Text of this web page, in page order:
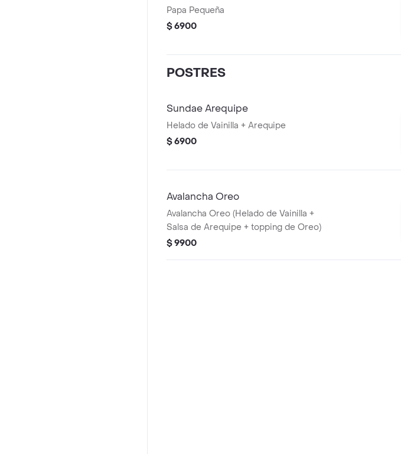
Papa Pequeña
$ 6900
POSTRES
Sundae Arequipe
Helado de Vainilla + Arequipe
$ 6900
Avalancha Oreo
Avalancha Oreo (Helado de Vainilla +
Salsa de Arequipe + topping de Oreo)
$ 9900